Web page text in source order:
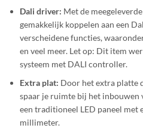
Dali driver: Met de
gemakkelijk koppelen aan een
verscheidene functies,
en veel meer. Let op: Dit item
systeem met DALI controller.
Extra plat: Door het extra platte
spaar je ruimte bij het inbouwen
een traditioneel LED paneel met
millimeter.